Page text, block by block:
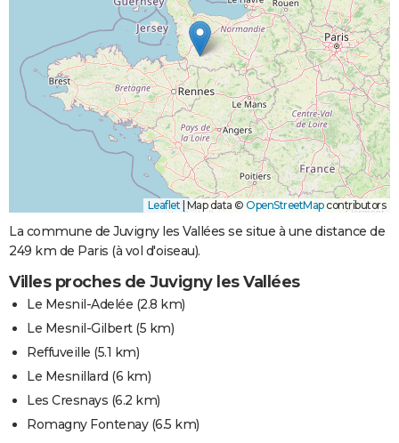
Leaflet Map data © OpenStreetMapcontributors
La commune de Juvigny les Vallées se situe à une distance de
249 km de Paris (à vol d'oiseau).
Villes proches de Juvigny les Vallées
Le Mesnil-Adelée (2.8 km)
Le Mesnil-Gilbert(5 km)
Reffuveille (5.1 km)
Le Mesnillard (6 km)
Les Cresnays (6.2 km)
Romagny Fontenay(6.5 km)